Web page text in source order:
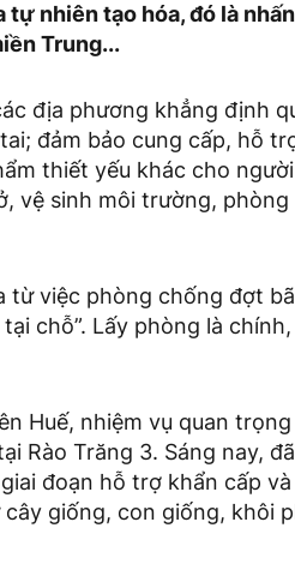
nhiên tạo hóa, đó là
Trung...
địa phương khẳng định
đảm bảo cung cấp, hỗ
thiết yếu khác cho
vệ sinh môi trường,
từ việc phòng chống đợt
chỗ”. Lấy phòng là
Huế, nhiệm vụ quan
Rào Trăng 3. Sáng nay,
đoạn hỗ trợ khẩn cấp
giống, con giống, khôi